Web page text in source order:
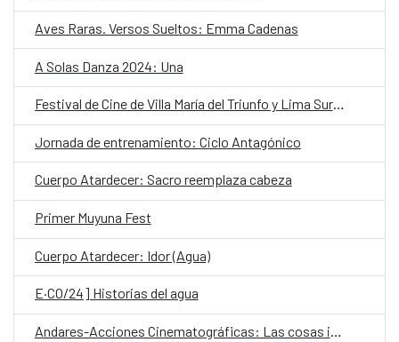
Aves Raras. Versos Sueltos: Emma Cadenas
A Solas Danza 2024: Una
Festival de Cine de Villa María del Triunfo y Lima Sur 2024
Jornada de entrenamiento: Ciclo Antagónico
Cuerpo Atardecer: Sacro reemplaza cabeza
Primer Muyuna Fest
Cuerpo Atardecer: Idor (Agua)
E·CO/24] Historias del agua
Andares-Acciones Cinematográficas: Las cosas indefinidas